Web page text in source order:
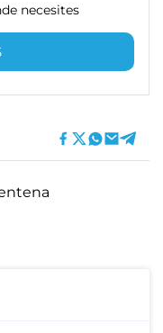
necesites